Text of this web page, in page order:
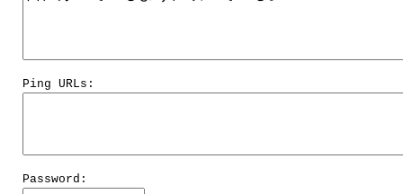
Ping URLs:
Password: